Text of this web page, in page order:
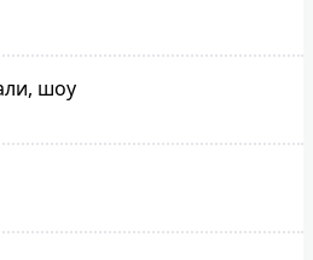
шоу